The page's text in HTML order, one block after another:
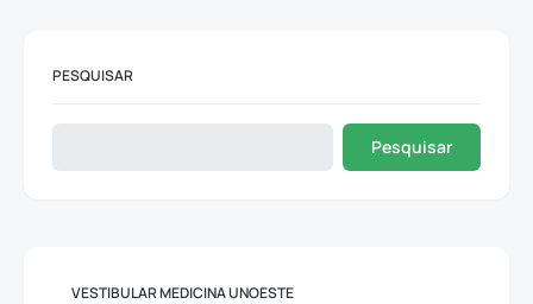
PESQUISAR
Pesquisar
VESTIBULAR MEDICINA UNOESTE